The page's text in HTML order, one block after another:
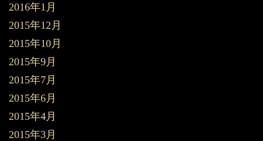
2016年1月
2015年12月
2015年10月
2015年9月
2015年7月
2015年6月
2015年4月
2015年3月